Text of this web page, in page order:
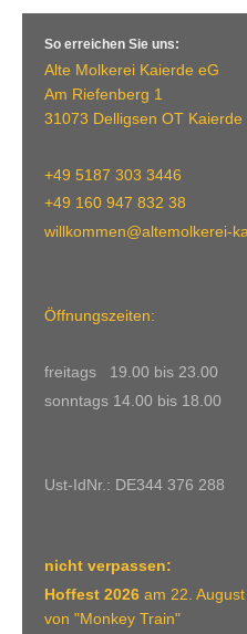
So erreichen Sie uns:
Alte Molkerei Kaierde eG
Am Riefenberg 1
31073 Delligsen OT Kaierde
+49 5187 303 3446
+49 160 947 832 38
willkommen@altemolkerei-
Öffnungszeiten:
freitags 19.00 bis 23.00
sonntags 14.00 bis 18.00
Ust-IdNr.: DE344 376 288
nicht verpassen:
Hoffest 2026 am 22.
von "Monkey Train"